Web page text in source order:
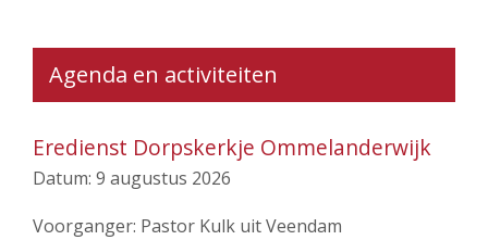
Agenda en activiteiten
Eredienst Dorpskerkje Ommelanderwijk
Datum: 9 augustus 2026
Voorganger: Pastor Kulk uit Veendam